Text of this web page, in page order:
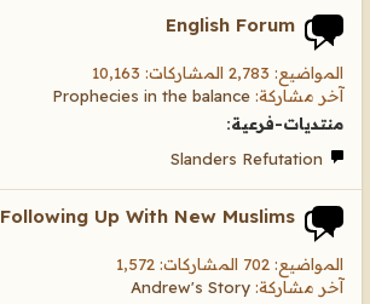
English Forum
المواضيع: 2,783 المشاركات: 10,163
آخر مشاركة: Prophecies in the balance
منتديات-فرعية:
Slanders Refutation
Following Up With New Muslims
المواضيع: 702 المشاركات: 1,572
آخر مشاركة: Andrew's Story